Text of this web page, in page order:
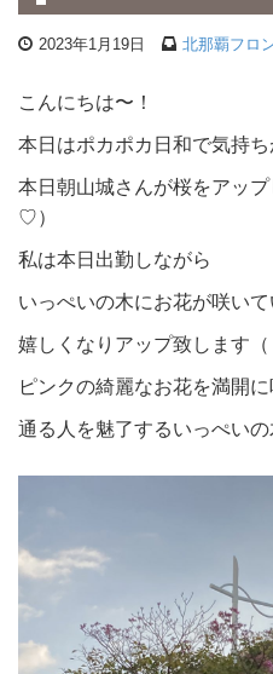
2023年1月19日 北那覇フロ
こんにちは〜！
本日はポカポカ日和で気持
本日朝山城さんが桜をアッ
♡）
私は本日出勤しながら
いっぺいの木にお花が咲い
嬉しくなりアップ致します（
ピンクの綺麗なお花を満開
通る人を魅了するいっぺい